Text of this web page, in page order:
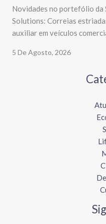
Novidades no portefólio da
Solutions: Correias
auxiliar em veículos
5 De Agosto, 2026